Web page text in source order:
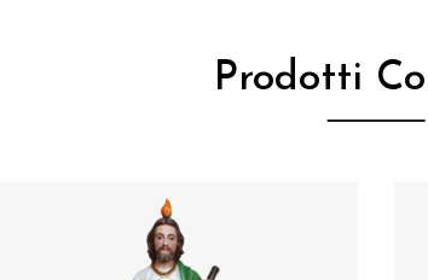
Prodotti